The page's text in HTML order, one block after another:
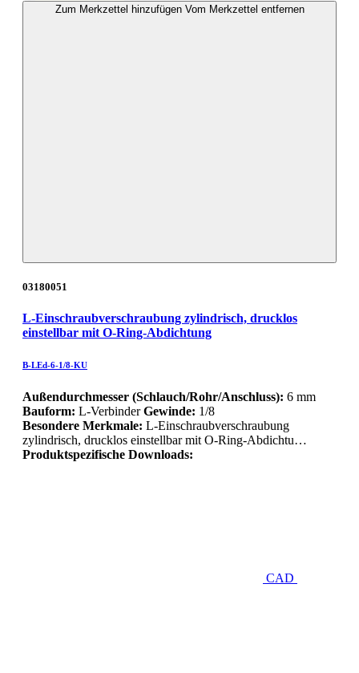
Zum Merkzettel hinzufügen Vom Merkzettel entfernen
03180051
L-Einschraubverschraubung zylindrisch, drucklos
einstellbar mit O-Ring-Abdichtung
B-LEd-6-1/8-KU
Außendurchmesser (Schlauch/Rohr/Anschluss): 6 mm
Bauform: L-VerbinderGewinde: 1/8
Besondere Merkmale: L-Einschraubverschraubung
zylindrisch, drucklos einstellbar mit O-Ring-Abdichtu…
Produktspezifische Downloads:
CAD